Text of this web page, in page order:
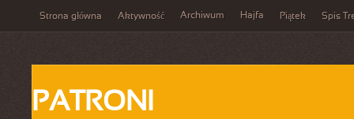
Strona główna Aktywność Archiwum Hajfa Piątek Spis
PATRONI